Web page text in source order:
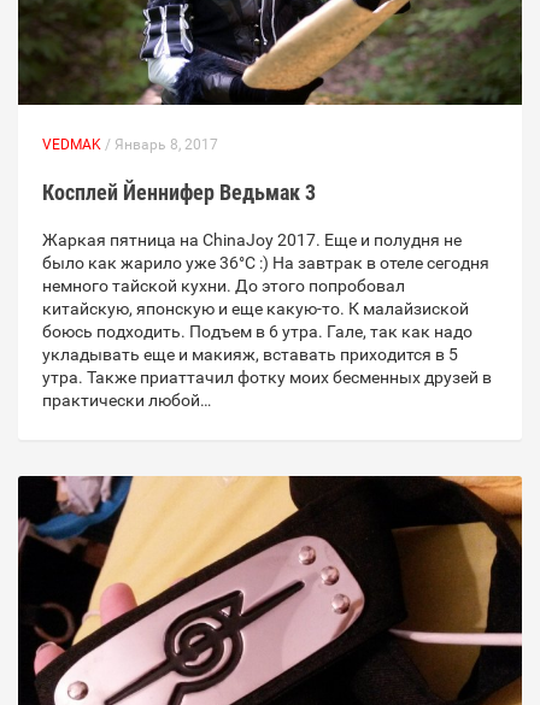
VEDMAK / Январь 8, 2017
Косплей Йеннифер Ведьмак 3
Жаркая пятница на ChinaJoy 2017. Еще и полудня не
было как жарило уже 36°C :) На завтрак в отеле сегодня
немного тайской кухни. До этого попробовал
китайскую, японскую и еще какую-то. К малайзиской
боюсь подходить. Подъем в 6 утра. Гале, так как надо
укладывать еще и макияж, вставать приходится в 5
утра. Также приаттачил фотку моих бесменных друзей в
практически любой…